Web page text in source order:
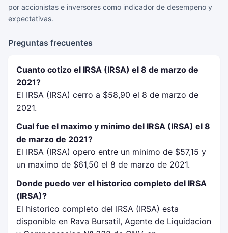
por accionistas e inversores como indicador de desempeno y
expectativas.
Preguntas frecuentes
Cuanto cotizo el IRSA (IRSA) el 8 de marzo de
2021?
El IRSA (IRSA) cerro a $58,90 el 8 de marzo de
2021.
Cual fue el maximo y minimo del IRSA (IRSA) el 8
de marzo de 2021?
El IRSA (IRSA) opero entre un minimo de $57,15 y
un maximo de $61,50 el 8 de marzo de 2021.
Donde puedo ver el historico completo del IRSA
(IRSA)?
El historico completo del IRSA (IRSA) esta
disponible en Rava Bursatil, Agente de Liquidacion